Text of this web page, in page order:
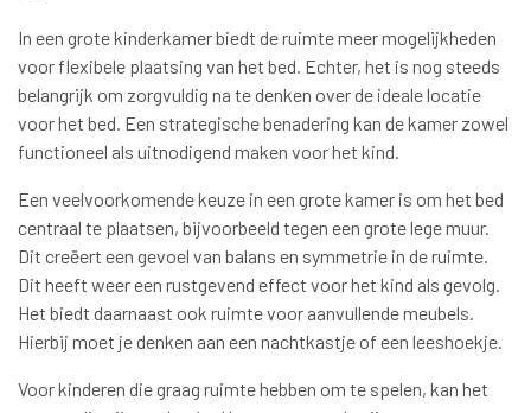
In een grote kinderkamer biedt de ruimte meer mogelijkheden
voor flexibele plaatsing van het bed. Echter, het is nog steeds
belangrijk om zorgvuldig na te denken over de ideale locatie
voor het bed. Een strategische benadering kan de kamer zowel
functioneel als uitnodigend maken voor het kind.
Een veelvoorkomende keuze in een grote kamer is om het bed
centraal te plaatsen, bijvoorbeeld tegen een grote lege muur.
Dit creëert een gevoel van balans en symmetrie in de ruimte.
Dit heeft weer een rustgevend effect voor het kind als gevolg.
Het biedt daarnaast ook ruimte voor aanvullende meubels.
Hierbij moet je denken aan een nachtkastje of een leeshoekje.
Voor kinderen die graag ruimte hebben om te spelen, kan het